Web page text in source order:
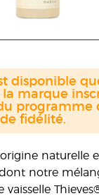
naturelle
notre
vaisselle
disponible
la marque
programme
fidélité.